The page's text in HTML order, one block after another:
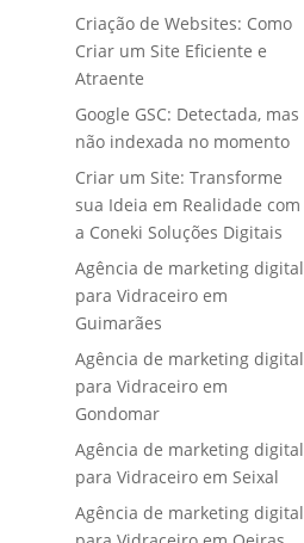
Criação de Websites: Como
Criar um Site Eficiente e
Atraente
Google GSC: Detectada, mas
não indexada no momento
Criar um Site: Transforme
sua Ideia em Realidade com
a Coneki Soluções Digitais
Agência de marketing digital
para Vidraceiro em
Guimarães
Agência de marketing digital
para Vidraceiro em
Gondomar
Agência de marketing digital
para Vidraceiro em Seixal
Agência de marketing digital